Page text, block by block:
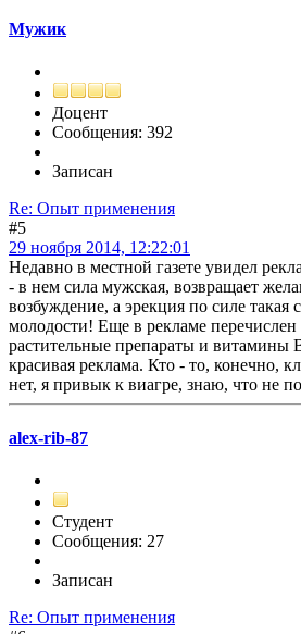
Мужик
Доцент
Сообщения: 392
Записан
Re: Опыт применения
#5
29 ноября 2014, 12:22:01
Недавно в местной газете увидел
- в нем сила мужская, возвращает
возбуждение, а эрекция по силе такая
молодости! Еще в рекламе перечислен
растительные препараты и
красивая реклама. Кто - то, конечно,
нет, я привык к виагре, знаю, что не
alex-rib-87
Студент
Сообщения: 27
Записан
Re: Опыт применения